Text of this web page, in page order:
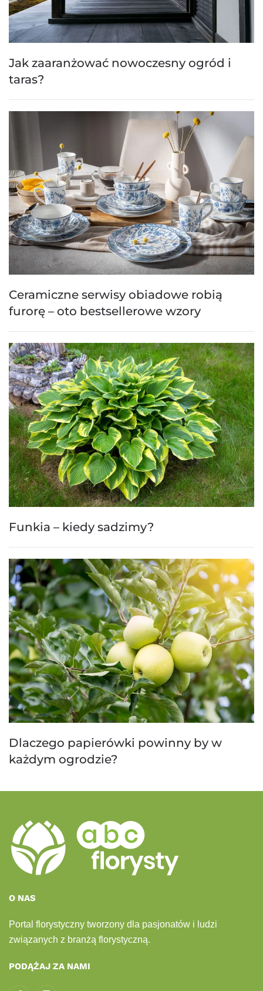
Jak zaaranżować nowoczesny ogród i
taras?
Ceramiczne serwisy obiadowe robią
furorę – oto bestsellerowe wzory
Funkia – kiedy sadzimy?
Dlaczego papierówki powinny by w
każdym ogrodzie?
O NAS
Portal florystyczny tworzony dla pasjonatów i ludzi
związanych z branżą florystyczną.
PODĄŻAJ ZA NAMI